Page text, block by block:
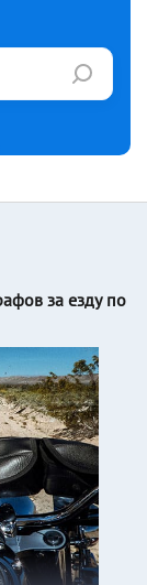
за езду по